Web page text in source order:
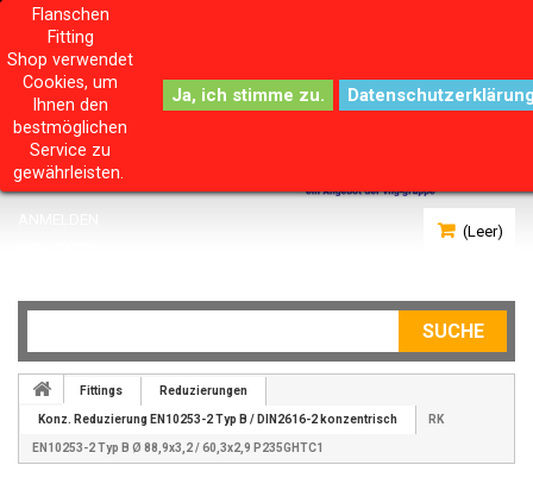
(Leer)
SUCHE
Flanschen
Fitting
Shop verwendet
Cookies, um
Ihnen den
bestmöglichen
Service zu
gewährleisten.
Fittings Reduzierungen
Konz. Reduzierung EN10253-2 Typ B / DIN2616-2 konzentrisch RK
EN10253-2 Typ B Ø 88,9x3,2 / 60,3x2,9 P235GHTC1